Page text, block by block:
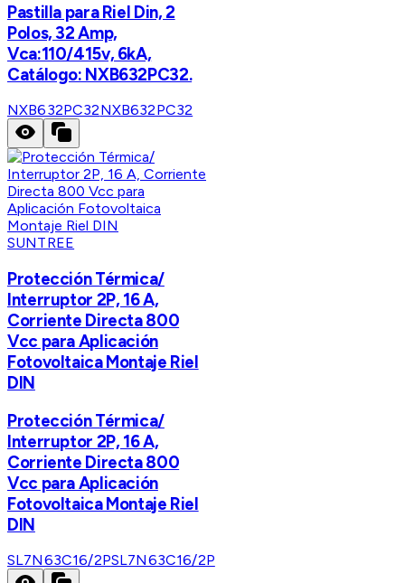
Pastilla para Riel Din, 2
Polos, 32 Amp,
Vca:110/415v, 6kA,
Catálogo: NXB632PC32.
NXB632PC32NXB632PC32
SUNTREE
Protección Térmica/
Interruptor 2P, 16 A,
Corriente Directa 800
Vcc para Aplicación
Fotovoltaica Montaje Riel
DIN
Protección Térmica/
Interruptor 2P, 16 A,
Corriente Directa 800
Vcc para Aplicación
Fotovoltaica Montaje Riel
DIN
SL7N63C16/2PSL7N63C16/2P